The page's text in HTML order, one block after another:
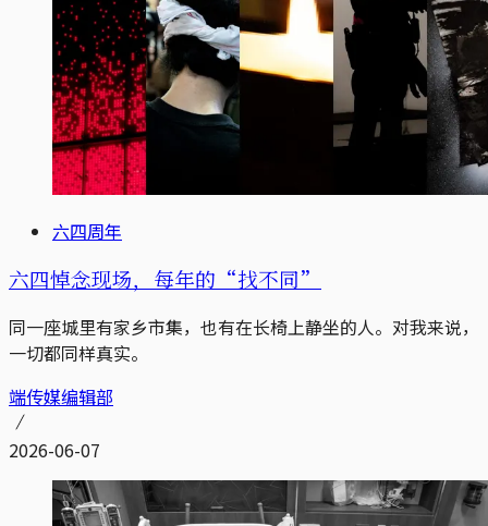
六四周年
六四悼念现场，每年的“找不同”
同一座城里有家乡市集，也有在长椅上静坐的人。对我来说，
一切都同样真实。
端传媒编辑部
2026-06-07